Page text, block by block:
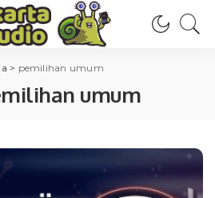
> pemilihan umum
umum